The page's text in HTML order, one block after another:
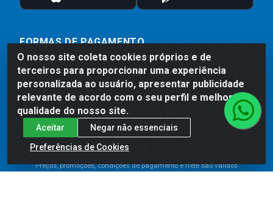
O nosso site coleta cookies próprios e de
terceiros para proporcionar uma experiência
personalizada ao usuário, apresentar publicidade
relevante de acordo com o seu perfil e melhorar a
qualidade do nosso site.
Aceitar
Negar não essenciais
Preferências de Cookies
FORMAS DE PAGAMENTO
Preços, promoções, condições de pagamento e frete são válidos